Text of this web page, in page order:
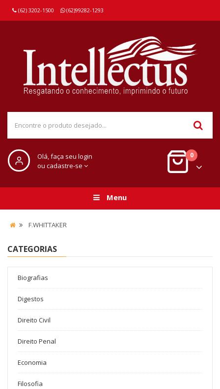
(62) 3202-1500 (62)99282-1293
Olá, faça seu login
ou cadastre-se
0
Menu
F.WHITTAKER
CATEGORIAS
Biografias
Digestos
Direito Civil
Direito Penal
Economia
Filosofia